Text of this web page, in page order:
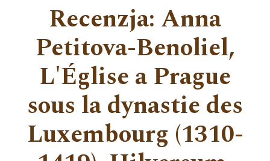
Recenzja: Anna
Petitova-Benoliel,
L'Église a Prague
sous la dynastie des
Luxembourg (1310-